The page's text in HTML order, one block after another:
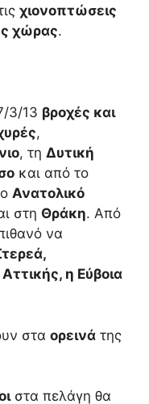
χιονοπτώσεις
χώρας.
13 βροχές και
,
, τη Δυτική
και από το
Ανατολικό
στη Θράκη. Από
να
η Εύβοια
στα ορεινά της
στα πελάγη θα